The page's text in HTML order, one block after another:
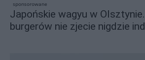
sponsorowane
Japońskie wagyu w
burgerów nie zjecie nigdzie